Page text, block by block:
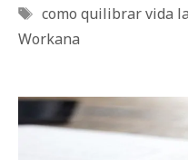
Etiquetas
como quilibrar vida
Workana